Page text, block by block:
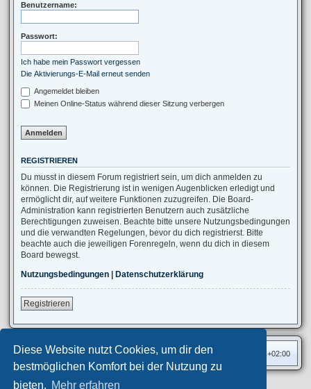
Diese Website nutzt Cookies, um dir den
bestmöglichen Komfort bei der Nutzung zu
bieten. Mehr erfahren
Benutzername:
Passwort:
Ich habe mein Passwort vergessen
Die Aktivierungs-E-Mail erneut senden
Angemeldet bleiben
Meinen Online-Status während dieser Sitzung verbergen
REGISTRIEREN
Du musst in diesem Forum registriert sein, um dich anmelden zu
können. Die Registrierung ist in wenigen Augenblicken erledigt und
ermöglicht dir, auf weitere Funktionen zuzugreifen. Die Board-
Administration kann registrierten Benutzern auch zusätzliche
Berechtigungen zuweisen. Beachte bitte unsere Nutzungsbedingungen
und die verwandten Regelungen, bevor du dich registrierst. Bitte
beachte auch die jeweiligen Forenregeln, wenn du dich in diesem
Board bewegst.
Nutzungsbedingungen | Datenschutzerklärung
Registrieren
Foren-Übersicht Alle Zeiten sind UTC+02:00